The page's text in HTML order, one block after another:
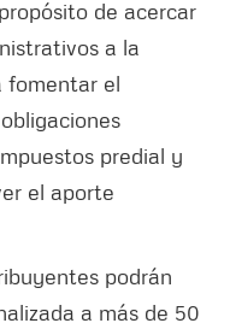
propósito de acercar
a la
fomentar el
predial y
el aporte
podrán
a más de 50